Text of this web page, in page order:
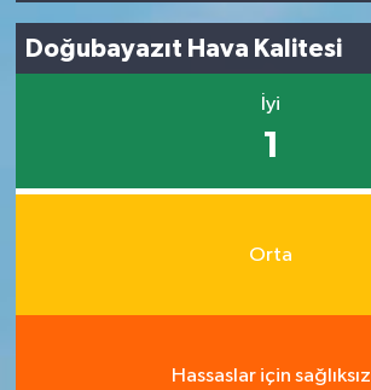
Doğubayazıt Hava Kalitesi
İyi
1
Orta
Hassaslar için sağlıksız